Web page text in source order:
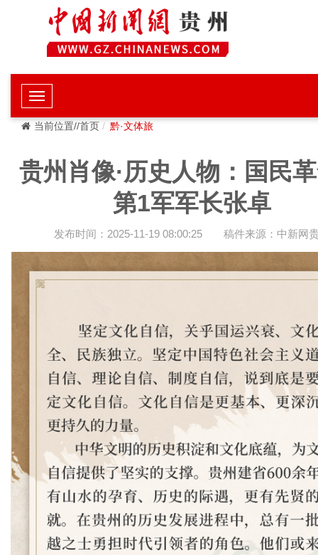
当前位置//首页 黔·文体旅
贵州肖像·历史人物：国民
第1军军长张卓
发布时间：2025-11-19 08:00:25 稿件来源：中新网